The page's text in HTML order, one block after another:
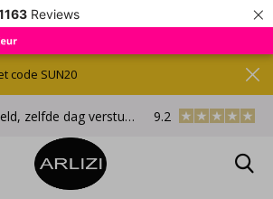
Reviews ×
zelfde dag verstuurd Gratis
9.2
code SUN20